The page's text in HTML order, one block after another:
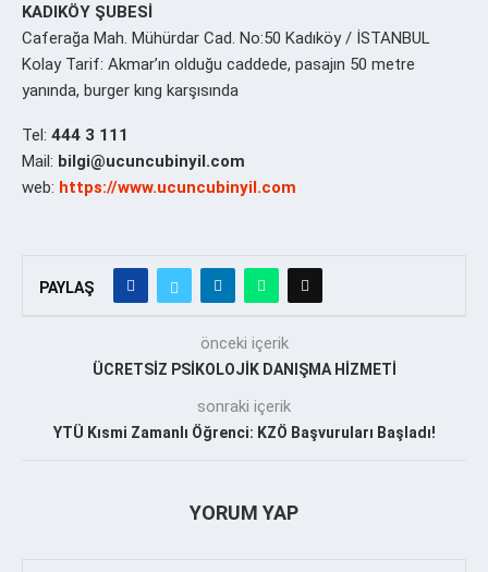
KADIKÖY ŞUBESİ
Caferağa Mah. Mühürdar Cad. No:50 Kadıköy / İSTANBUL
Kolay Tarif: Akmar’ın olduğu caddede, pasajın 50 metre
yanında, burger kıng karşısında
Tel: 444 3 111
Mail: bilgi@ucuncubinyil.com
web: https://www.ucuncubinyil.com
PAYLAŞ
önceki içerik
ÜCRETSİZ PSİKOLOJİK DANIŞMA HİZMETİ
sonraki içerik
YTÜ Kısmi Zamanlı Öğrenci: KZÖ Başvuruları Başladı!
YORUM YAP